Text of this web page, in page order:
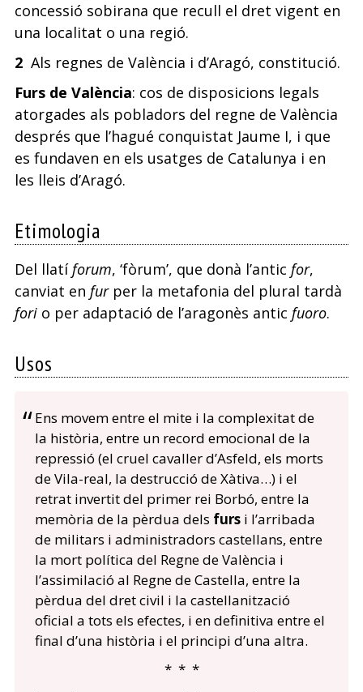
concessió sobirana que recull el dret vigent en
una localitat o una regió.
2Als regnes de València i d’Aragó, constitució.
Furs de València: cos de disposicions legals
atorgades als pobladors del regne de València
després que l’hagué conquistat Jaume I, i que
es fundaven en els usatges de Catalunya i en
les lleis d’Aragó.
Etimologia
Del llatíforum, ‘fòrum’, que donà l’antic for,
canviat en furper la metafonia del plural tardà
forio per adaptació de l’aragonès antic fuoro.
Usos
Ens movem entre el mite i la complexitat de
la història, entre un record emocional de la
repressió (el cruel cavaller d’Asfeld, els morts
de Vila-real, la destrucció de Xàtiva…) i el
retrat invertit del primer rei Borbó, entre la
memòria de la pèrdua dels fursi l’arribada
de militars i administradors castellans, entre
la mort política del Regne de València i
l’assimilació al Regne de Castella, entre la
pèrdua del dret civil i la castellanització
oficial a tots els efectes, i en definitiva entre el
final d’una història i el principi d’una altra.
* * *